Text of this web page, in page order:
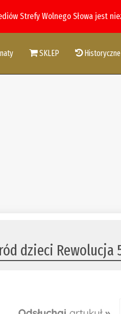
Strefy Wolnego Słowa jest
SKLEP Historyczne
dzieci Rewolucja